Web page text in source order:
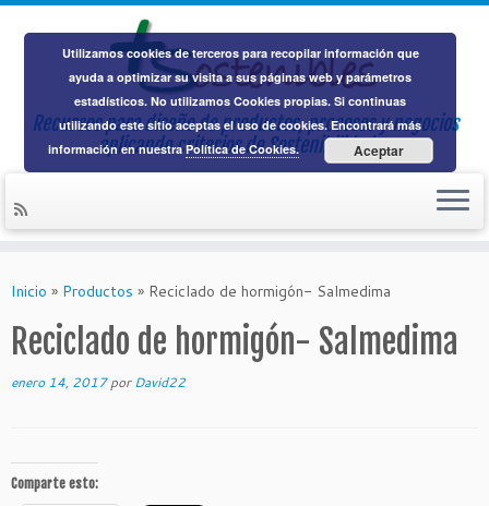
Recursos para diseño de productos, procesos y negocios
aplicandocriterios de Sostenibilidad
Inicio » Productos » Reciclado de hormigón- Salmedima
Reciclado de hormigón- Salmedima
enero 14, 2017 porDavid22
Comparte esto:
Utilizamos cookies de terceros para recopilar información que
ayuda a optimizar su visita a sus páginas web y parámetros
estadísticos. No utilizamos Cookies propias. Si continuas
utilizando este sitio aceptas el uso de cookies. Encontrará más
información en nuestraPolítica de Cookies. Aceptar